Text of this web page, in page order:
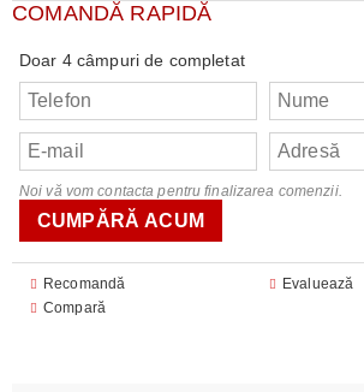
COMANDĂ RAPIDĂ
Doar 4 câmpuri de completat
Noi vă vom contacta pentru finalizarea comenzii.
Recomandă
Evaluează
Compară